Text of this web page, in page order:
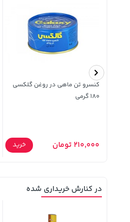
کنسرو تن ماهی در روغن گلکسی
180 گرمی
210,000 تومان خرید
در کنارش خریداری شده